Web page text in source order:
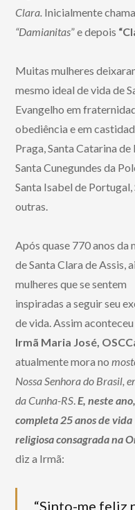
Clara. Inicialmente
“Damianitas” e depois
Muitas mulheres
mesmo ideal de vida de
Evangelho em
obediência e em
Praga, Santa Catarina
Santa Cunegundes da
Santa Isabel de
outras.
Após quase 770 anos da
de Santa Clara de Assis,
mulheres que se sentem
inspiradas a seguir seu
de vida. Assim
Irmã Maria José,
atualmente mora no
Nossa Senhora do Brasil,
da Cunha-RS.E, neste ano,
completa 25 anos de vida
religiosa consagrada na
diz a Irmã:
“Sinto-me feliz